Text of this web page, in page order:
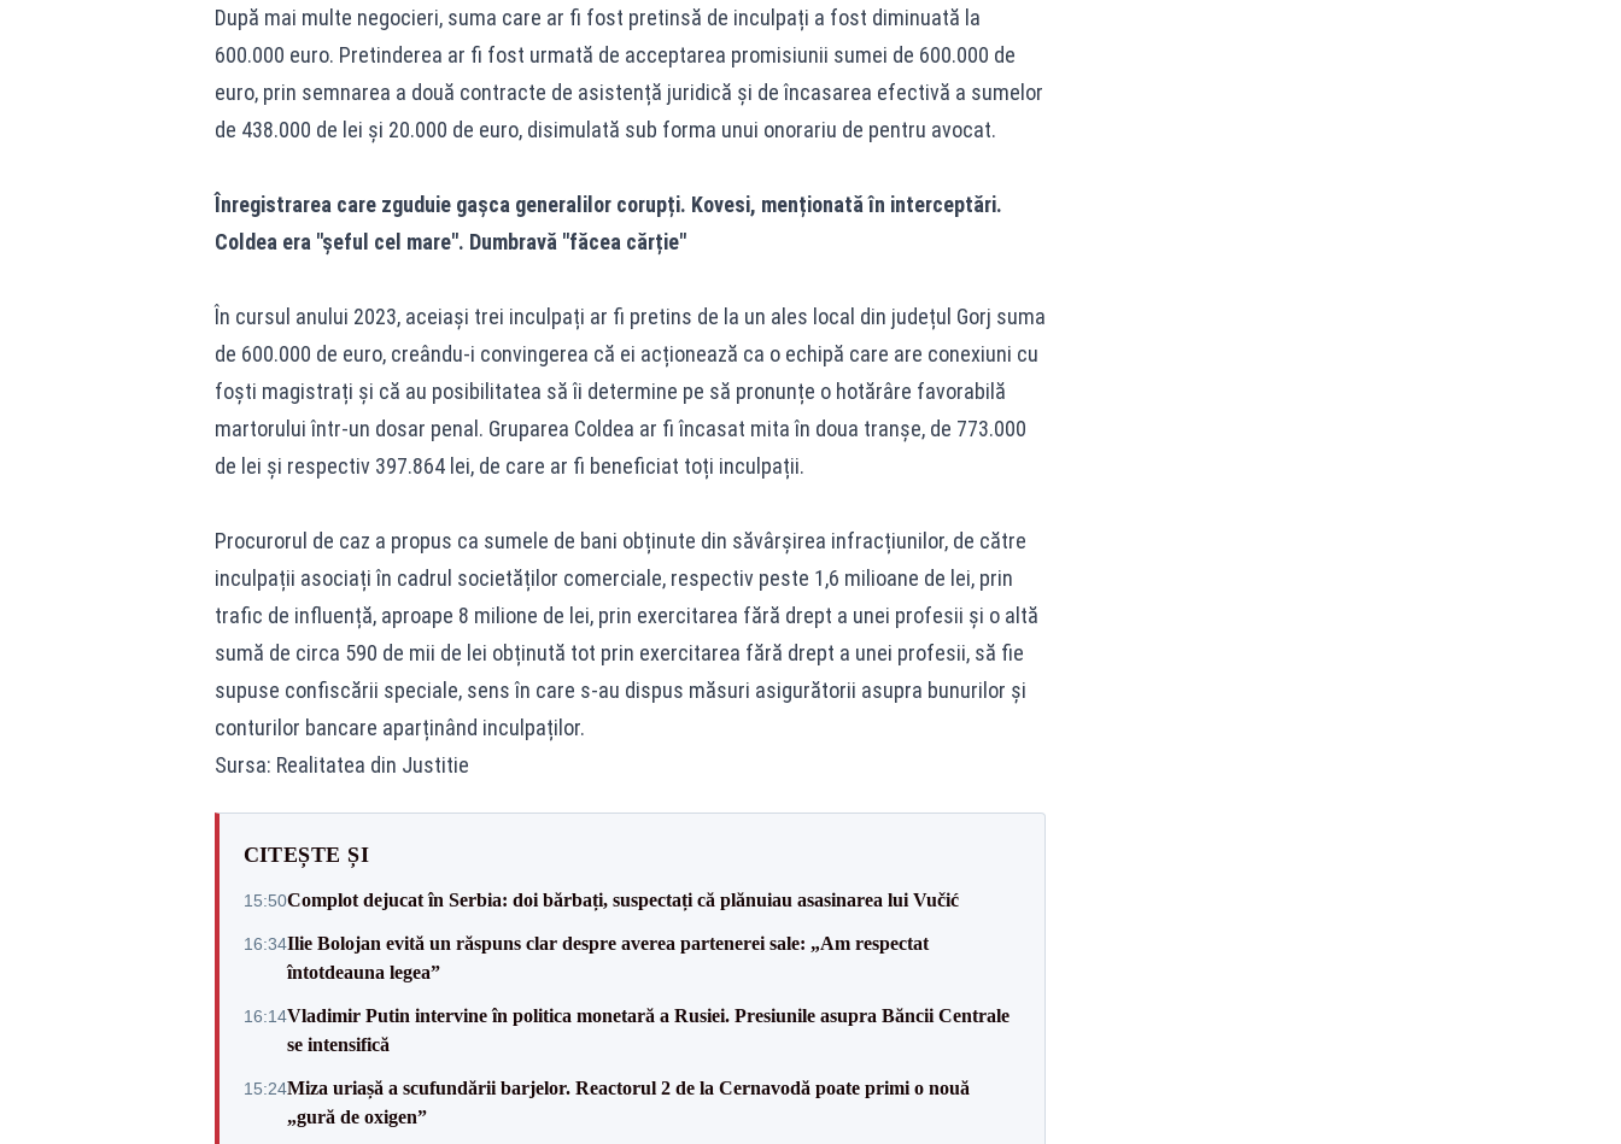
După mai multe negocieri, suma care ar fi fost pretinsă de inculpați a fost diminuată la
600.000 euro. Pretinderea ar fi fost urmată de acceptarea promisiunii sumei de 600.000 de
euro, prin semnarea a două contracte de asistență juridică și de încasarea efectivă a sumelor
de 438.000 de lei și 20.000 de euro, disimulată sub forma unui onorariu de pentru avocat.
Înregistrarea care zguduie gașca generalilor corupți. Kovesi, menționată în interceptări.
Coldea era "șeful cel mare". Dumbravă "făcea cărție"
În cursul anului 2023, aceiași trei inculpați ar fi pretins de la un ales local din județul Gorj suma
de 600.000 de euro, creându-i convingerea că ei acționează ca o echipă care are conexiuni cu
foști magistrați și că au posibilitatea să îi determine pe să pronunțe o hotărâre favorabilă
martorului într-un dosar penal. Gruparea Coldea ar fi încasat mita în doua tranșe, de 773.000
de lei și respectiv 397.864 lei, de care ar fi beneficiat toți inculpații.
Procurorul de caz a propus ca sumele de bani obținute din săvârșirea infracțiunilor, de către
inculpații asociați în cadrul societăților comerciale, respectiv peste 1,6 milioane de lei, prin
trafic de influență, aproape 8 milione de lei, prin exercitarea fără drept a unei profesii și o altă
sumă de circa 590 de mii de lei obținută tot prin exercitarea fără drept a unei profesii, să fie
supuse confiscării speciale, sens în care s-au dispus măsuri asigurătorii asupra bunurilor și
conturilor bancare aparținând inculpaților.
Sursa: Realitatea din Justitie
CITEȘTE ȘI
15:50Complot dejucat în Serbia: doi bărbați, suspectați că plănuiau asasinarea lui Vučić
16:34Ilie Bolojan evită un răspuns clar despre averea partenerei sale: „Am respectat
întotdeauna legea”
16:14Vladimir Putin intervine în politica monetară a Rusiei. Presiunile asupra Băncii Centrale
se intensifică
15:24Miza uriașă a scufundării barjelor. Reactorul 2 de la Cernavodă poate primi o nouă
„gură de oxigen”